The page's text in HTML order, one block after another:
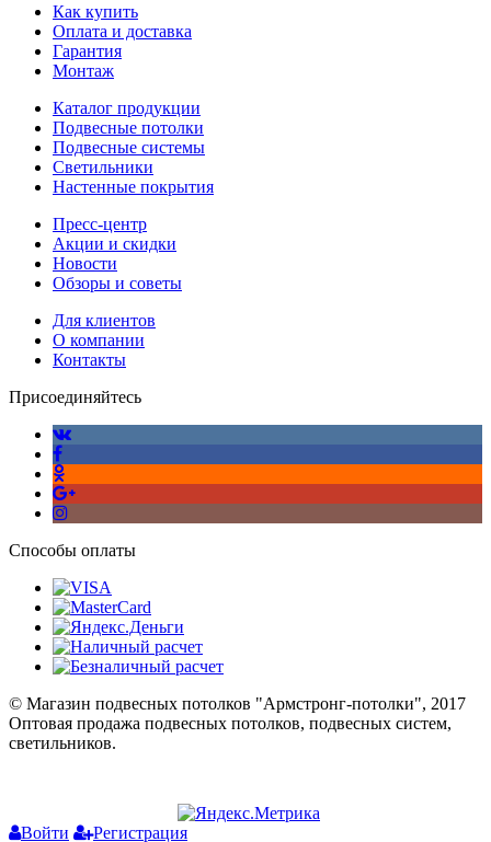
Как купить
Оплата и доставка
Гарантия
Монтаж
Каталог продукции
Подвесные потолки
Подвесные системы
Светильники
Настенные покрытия
Пресс-центр
Акции и скидки
Новости
Обзоры и советы
Для клиентов
О компании
Контакты
Присоединяйтесь
Способы оплаты
© Магазин подвесных потолков "Армстронг-потолки", 2017
Оптовая продажа подвесных потолков, подвесных систем,
светильников.
Войти Регистрация